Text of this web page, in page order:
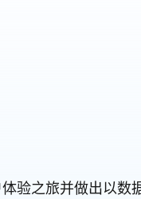
验之旅并做出以数